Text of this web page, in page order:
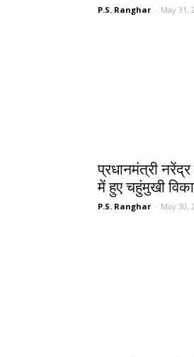
P.S. Ranghar - May 31,
प्रधानमंत्री नरेंद्र
में हुए चहुंमुखी
P.S. Ranghar - May 30,